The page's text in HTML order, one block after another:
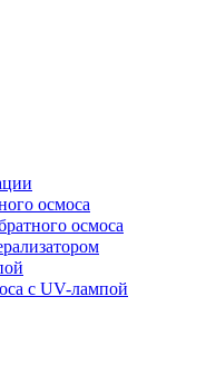
осмоса
осмоса
с UV-лампой